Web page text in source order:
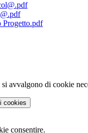
Progetto.pdf
avvalgono di cookie
i cookies
consentire.